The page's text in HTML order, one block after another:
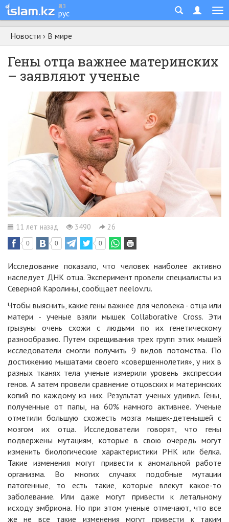
қаз
рус
Новости › В мире
Гены отца важнее материнских
– заявляют ученые
11 лет назад 3490 26
0 0 0
Исследование показало, что человек наиболее активно
наследует ДНК отца. Эксперимент провели специалисты из
Северной Каролины, сообщает neelov.ru.
Чтобы выяснить, какие гены важнее для человека - отца или
матери - ученые взяли мышек Collaborative Cross. Эти
грызуны очень схожи с людьми по их генетическому
разнообразию. Путем скрещивания трех групп этих мышей
исследователи смогли получить 9 видов потомства. По
достижению мышатами своего «совершеннолетия», у них в
разных тканях тела ученые измерили уровень экспрессии
генов. А затем провели сравнение отцовских и материнских
копий по каждому из них. Результат ученых удивил. Гены,
полученные от папы, на 60% намного активнее. Ученые
отметили большую схожесть мозга мышек-детенышей с
мозгом их отца. Исследователи говорят, что гены
подвержены мутациям, которые в свою очередь могут
изменить биологические характеристики РНК или белка.
Такие изменения могут привести к аномальной работе
организма. Во многих случаях подобные мутации
патогенные, то есть такие, которые влекут какое-то
заболевание. Или даже могут привести к летальному
исходу эмбриона. Но при этом ученые отмечают, что все
же не все такие изменения могут привести к таким